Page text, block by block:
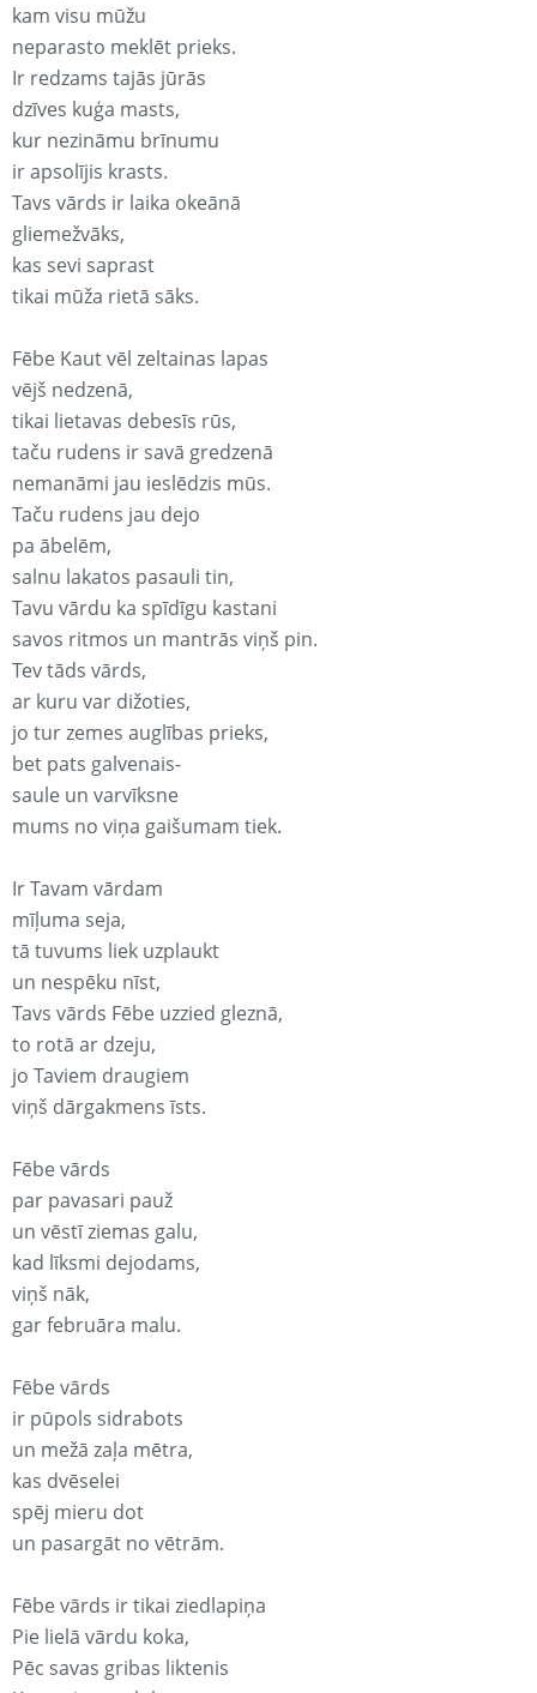
kam visu mūžu
neparasto meklēt prieks.
Ir redzams tajās jūrās
dzīves kuģa masts,
kur nezināmu brīnumu
ir apsolījis krasts.
Tavs vārds ir laika okeānā
gliemežvāks,
kas sevi saprast
tikai mūža rietā sāks.
Fēbe Kaut vēl zeltainas lapas
vējš nedzenā,
tikai lietavas debesīs rūs,
taču rudens ir savā gredzenā
nemanāmi jau ieslēdzis mūs.
Taču rudens jau dejo
pa ābelēm,
salnu lakatos pasauli tin,
Tavu vārdu ka spīdīgu kastani
savos ritmos un mantrās viņš pin.
Tev tāds vārds,
ar kuru var dižoties,
jo tur zemes auglības prieks,
bet pats galvenais-
saule un varvīksne
mums no viņa gaišumam tiek.
Ir Tavam vārdam
mīļuma seja,
tā tuvums liek uzplaukt
un nespēku nīst,
Tavs vārds Fēbe uzzied gleznā,
to rotā ar dzeju,
jo Taviem draugiem
viņš dārgakmens īsts.
Fēbe vārds
par pavasari pauž
un vēstī ziemas galu,
kad līksmi dejodams,
viņš nāk,
gar februāra malu.
Fēbe vārds
ir pūpols sidrabots
un mežā zaļa mētra,
kas dvēselei
spēj mieru dot
un pasargāt no vētrām.
Fēbe vārds ir tikai ziedlapiņa
Pie lielā vārdu koka,
Pēc savas gribas liktenis